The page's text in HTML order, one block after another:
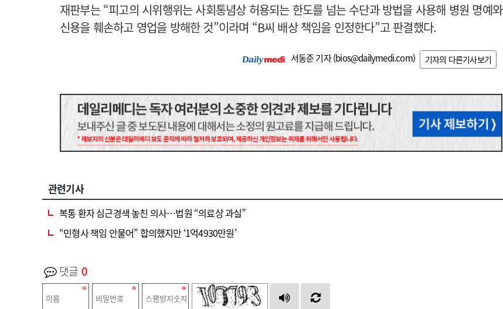
재판부는 “피고의 시위행위는 사회통념상 허용되는 한도를 넘는 수단과 방법을 사용해 병원 명예와
신용을 훼손하고 영업을 방해한 것”이라며 “B씨 배상 책임을 인정한다”고 판결했다.
서동준 기자 (bios@dailymedi.com) 기자의 다른기사보기
관련기사
복통 환자 심근경색 놓친 의사…법원 “의료상 과실”
“민형사 책임 안물어” 합의했지만 ‘1억4930만원’
댓글 0